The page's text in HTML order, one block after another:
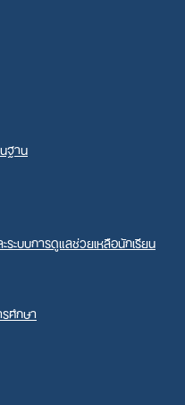
ฐาน
ะบบการดูแลช่วยเหลือนักเรียน
ศึกษา